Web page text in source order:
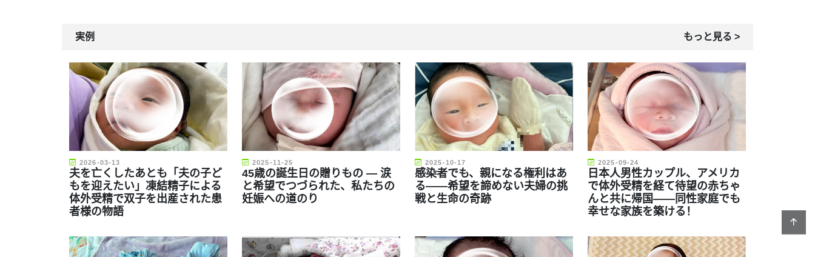
実例 もっと見る >
2026-03-13
夫を亡くしたあとも「夫の子ど
もを迎えたい」凍結精子による
体外受精で双子を出産された患
者様の物語
2025-11-25
45歳の誕生日の贈りもの ― 涙
と希望でつづられた、私たちの
妊娠への道のり
2025-10-17
感染者でも、親になる権利はあ
る――希望を諦めない夫婦の挑
戦と生命の奇跡
2025-09-24
日本人男性カップル、アメリカ
で体外受精を経て待望の赤ちゃ
んと共に帰国——同性家庭でも
幸せな家族を築ける！